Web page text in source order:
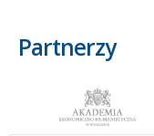
Partnerzy